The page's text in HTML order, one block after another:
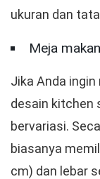
ukuran dan
Meja makan
Jika Anda
desain kitchen
bervariasi.
biasanya
cm) dan lebar